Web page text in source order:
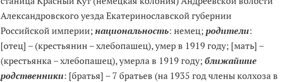
Александровского уезда Екатеринославской губернии
Российской империи; национальность: немец; родители:
[отец] – (крестьянин – хлебопашец), умер в 1919 году; [мать] –
(крестьянка – хлебопашец), умерла в 1919 году; ближайшие
родственники: [братья] – 7 братьев (на 1935 год члены колхоза в